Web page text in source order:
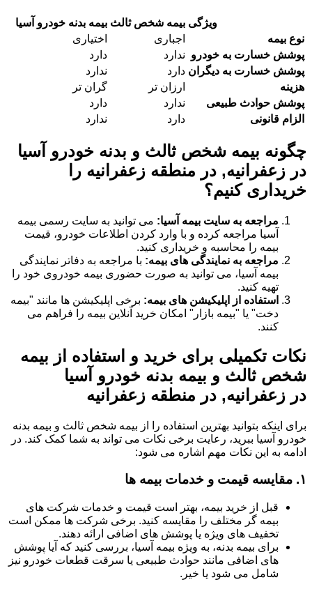
ویژگی بیمه شخص ثالث بیمه بدنه خودرو آسیا
نوع بیمه
اجباری
اختیاری
پوشش خسارت به خودرو ندارد
دارد
پوشش خسارت به دیگران دارد
ندارد
هزینه
ارزان تر
گران تر
پوشش حوادث طبیعی
ندارد
دارد
الزام قانونی
دارد ندارد
چگونه بیمه شخص ثالث و بدنه خودرو آسیا
در زعفرانیه, در منطقه زعفرانیه را
خریداری کنیم؟
مراجعه به سایت بیمه آسیا: می توانید به سایت رسمی بیمه
آسیا مراجعه کرده و با وارد کردن اطلاعات خودرو، قیمت
بیمه را محاسبه و خریداری کنید.
مراجعه به نمایندگی های بیمه: با مراجعه به دفاتر نمایندگی
بیمه آسیا، می توانید به صورت حضوری بیمه خودروی خود را
تهیه کنید.
استفاده از اپلیکیشن های بیمه: برخی اپلیکیشن ها مانند "بیمه
دخت" یا "بیمه بازار" امکان خرید آنلاین بیمه را فراهم می
کنند.
نکات تکمیلی برای خرید و استفاده از بیمه
شخص ثالث و بیمه بدنه خودرو آسیا
در زعفرانیه, در منطقه زعفرانیه
برای اینکه بتوانید بهترین استفاده را از بیمه شخص ثالث و بیمه بدنه
خودرو آسیا ببرید، رعایت برخی نکات می تواند به شما کمک کند. در
ادامه به این نکات مهم اشاره می شود:
۱. مقایسه قیمت و خدمات بیمه ها
قبل از خرید بیمه، بهتر است قیمت و خدمات شرکت های
بیمه گر مختلف را مقایسه کنید. برخی شرکت ها ممکن است
تخفیف های ویژه یا پوشش های اضافی ارائه دهند.
برای بیمه بدنه، به ویژه بیمه آسیا، بررسی کنید که آیا پوشش
های اضافی مانند حوادث طبیعی یا سرقت قطعات خودرو نیز
شامل می شود یا خیر.